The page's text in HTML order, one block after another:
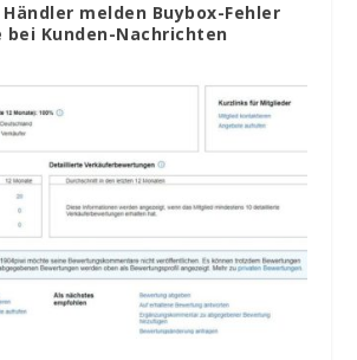
melden Buybox-Fehler
bei Kunden-Nachrichten